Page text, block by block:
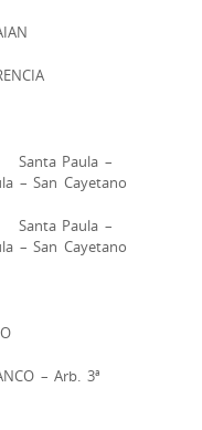
Paula –
Cayetano
Paula –
Cayetano
– Arb. 3ª